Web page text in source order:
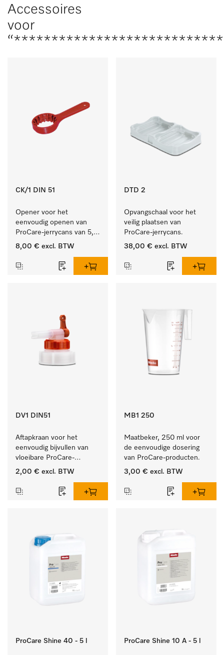
Accessoires
voor
CK/1 DIN 51
Opener voor het
eenvoudig openen van
ProCare-jerrycans van 5,
10 en 20 l.
8,00 € excl. BTW
DTD 2
Opvangschaal voor het
veilig plaatsen van
ProCare-jerrycans.
38,00 € excl. BTW
DV1 DIN51
Aftapkraan voor het
eenvoudig bijvullen van
vloeibare ProCare-
producten.
2,00 € excl. BTW
MB1 250
Maatbeker, 250 ml voor
de eenvoudige dosering
van ProCare-producten.
3,00 € excl. BTW
ProCare Shine 40 - 5 l ProCare Shine 10 A - 5 l